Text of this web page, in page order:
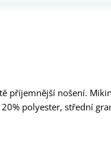
příjemnější nošení.
polyester, střední